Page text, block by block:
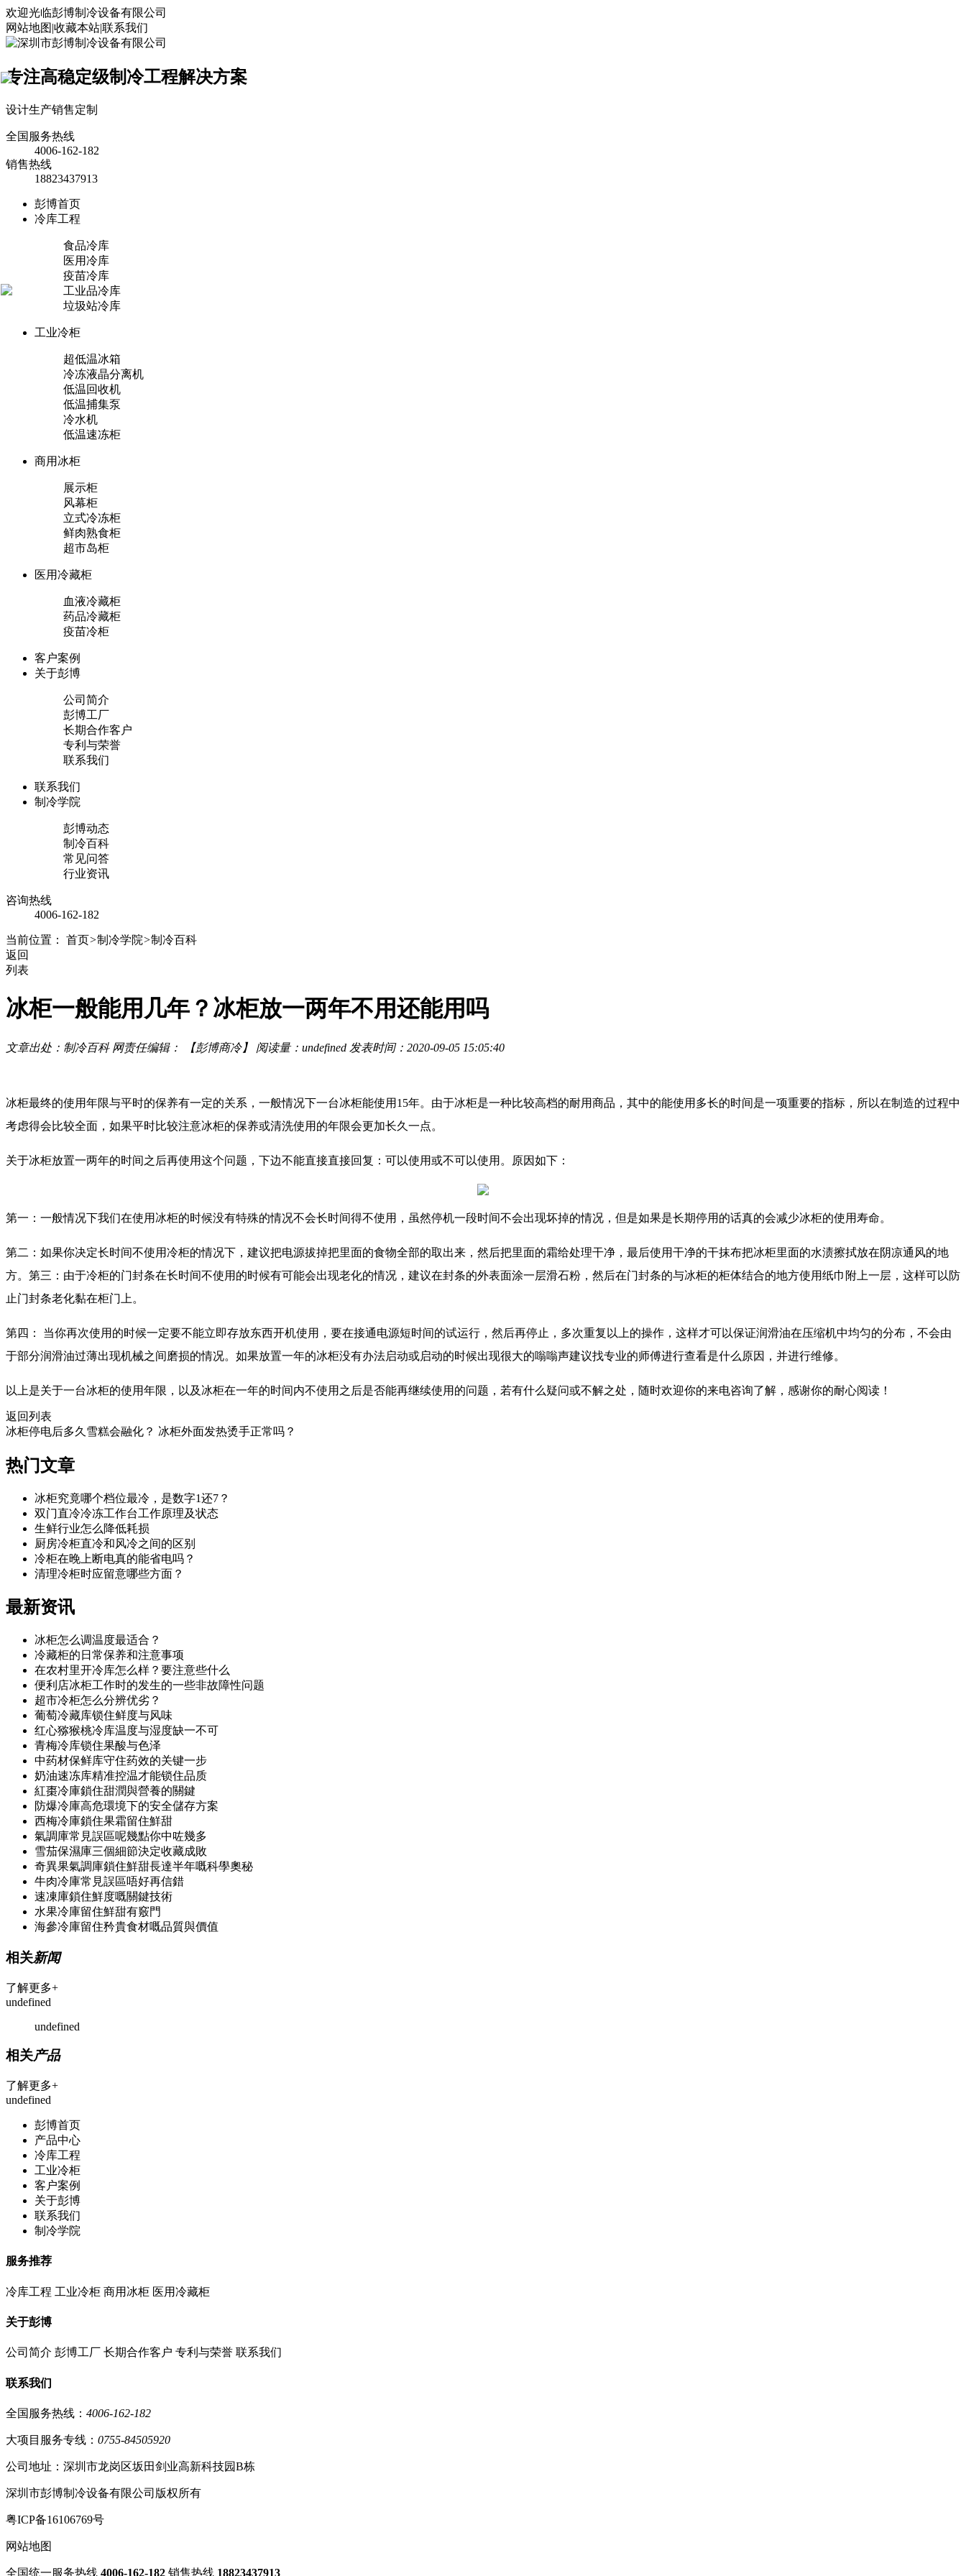
欢迎光临彭博制冷设备有限公司
网站地图|收藏本站|联系我们
专注高稳定级制冷工程解决方案
设计生产销售定制
全国服务热线
4006-162-182
销售热线
18823437913
彭博首页
冷库工程
食品冷库
医用冷库
疫苗冷库
工业品冷库
垃圾站冷库
工业冷柜
超低温冰箱
冷冻液晶分离机
低温回收机
低温捕集泵
冷水机
低温速冻柜
商用冰柜
展示柜
风幕柜
立式冷冻柜
鲜肉熟食柜
超市岛柜
医用冷藏柜
血液冷藏柜
药品冷藏柜
疫苗冷柜
客户案例
关于彭博
公司简介
彭博工厂
长期合作客户
专利与荣誉
联系我们
联系我们
制冷学院
彭博动态
制冷百科
常见问答
行业资讯
咨询热线
4006-162-182
当前位置： 首页>制冷学院>制冷百科
返回
列表
冰柜一般能用几年？冰柜放一两年不用还能用吗
文章出处：制冷百科 网责任编辑： 【彭博商冷】 阅读量： undefined 发表时间：2020-09-05 15:05:40
冰柜最终的使用年限与平时的保养有一定的关系，一般情况下一台冰柜能使用15年。由于冰柜是一种比较高档的耐用商品，其中的能使用多长的时间是一项重要的指标，所以在制造的过程中
考虑得会比较全面，如果平时比较注意冰柜的保养或清洗使用的年限会更加长久一点。
关于冰柜放置一两年的时间之后再使用这个问题，下边不能直接直接回复：可以使用或不可以使用。原因如下：
第一：一般情况下我们在使用冰柜的时候没有特殊的情况不会长时间得不使用，虽然停机一段时间不会出现坏掉的情况，但是如果是长期停用的话真的会减少冰柜的使用寿命。
第二：如果你决定长时间不使用冷柜的情况下，建议把电源拔掉把里面的食物全部的取出来，然后把里面的霜给处理干净，最后使用干净的干抹布把冰柜里面的水渍擦拭放在阴凉通风的地
方。第三：由于冷柜的门封条在长时间不使用的时候有可能会出现老化的情况，建议在封条的外表面涂一层滑石粉，然后在门封条的与冰柜的柜体结合的地方使用纸巾附上一层，这样可以防
止门封条老化黏在柜门上。
第四： 当你再次使用的时候一定要不能立即存放东西开机使用，要在接通电源短时间的试运行，然后再停止，多次重复以上的操作，这样才可以保证润滑油在压缩机中均匀的分布，不会由
于部分润滑油过薄出现机械之间磨损的情况。如果放置一年的冰柜没有办法启动或启动的时候出现很大的嗡嗡声建议找专业的师傅进行查看是什么原因，并进行维修。
以上是关于一台冰柜的使用年限，以及冰柜在一年的时间内不使用之后是否能再继续使用的问题，若有什么疑问或不解之处，随时欢迎你的来电咨询了解，感谢你的耐心阅读！
返回列表
冰柜停电后多久雪糕会融化？ 冰柜外面发热烫手正常吗？
热门文章
冰柜究竟哪个档位最冷，是数字1还7？
双门直冷冷冻工作台工作原理及状态
生鲜行业怎么降低耗损
​厨房冷柜直冷和风冷之间的区别
冷柜在晚上断电真的能省电吗？
清理冷柜时应留意哪些方面？
最新资讯
冰柜怎么调温度最适合？
冷藏柜的日常保养和注意事项
在农村里开冷库怎么样？要注意些什么
便利店冰柜工作时的发生的一些非故障性问题
超市冷柜怎么分辨优劣？
葡萄冷藏库锁住鲜度与风味
红心猕猴桃冷库温度与湿度缺一不可
青梅冷库锁住果酸与色泽
中药材保鲜库守住药效的关键一步
奶油速冻库精准控温才能锁住品质
紅棗冷庫鎖住甜潤與營養的關鍵
防爆冷庫高危環境下的安全儲存方案
西梅冷庫鎖住果霜留住鮮甜
氣調庫常見誤區呢幾點你中咗幾多
雪茄保濕庫三個細節決定收藏成敗
奇異果氣調庫鎖住鮮甜長達半年嘅科學奧秘
牛肉冷庫常見誤區唔好再信錯
速凍庫鎖住鮮度嘅關鍵技術
水果冷庫留住鮮甜有竅門
海參冷庫留住矜貴食材嘅品質與價值
相关新闻
了解更多+
undefined
undefined
相关产品
了解更多+
undefined
彭博首页
产品中心
冷库工程
工业冷柜
客户案例
关于彭博
联系我们
制冷学院
服务推荐
冷库工程 工业冷柜 商用冰柜 医用冷藏柜
关于彭博
公司简介 彭博工厂 长期合作客户 专利与荣誉 联系我们
联系我们
全国服务热线： 4006-162-182
大项目服务专线： 0755-84505920
公司地址：深圳市龙岗区坂田剑业高新科技园B栋
深圳市彭博制冷设备有限公司版权所有
粤ICP备16106769号
网站地图
全国统一服务热线 4006-162-182 销售热线 18823437913
×